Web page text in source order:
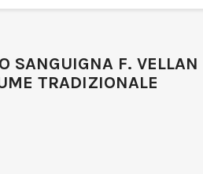
SANGUIGNA F. VELLAN
TRADIZIONALE